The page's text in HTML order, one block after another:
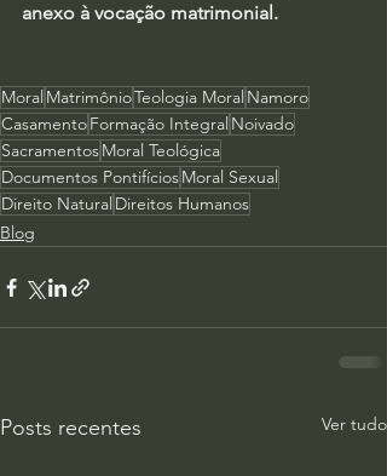
anexo à vocação matrimonial.
Moral MatrimônioTeologia Moral Namoro
CasamentoFormação Integral Noivado
SacramentosMoral Teológica
Documentos PontifíciosMoral Sexual
Direito Natural Direitos Humanos
Blog
Posts recentes Ver tudo